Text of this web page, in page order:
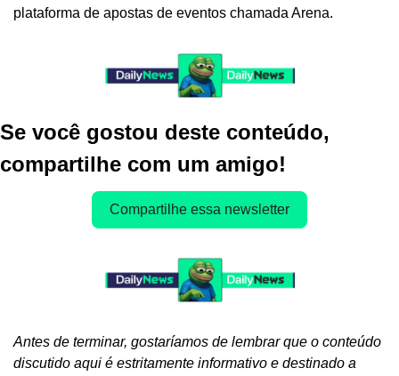
plataforma de apostas de eventos chamada Arena.
Se você gostou deste conteúdo,
compartilhe com um amigo!
Compartilhe essa newsletter
Antes de terminar, gostaríamos de lembrar que o conteúdo
discutido aqui é estritamente informativo e destinado a